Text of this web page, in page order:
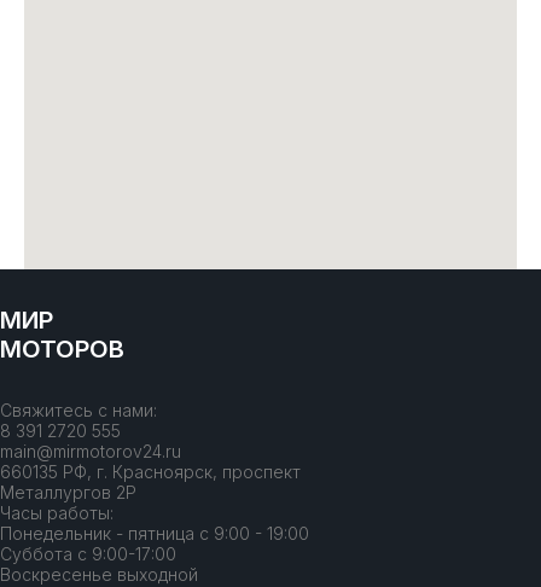
МИР
МОТОРОВ
Свяжитесь с нами:
8 391 2720 555
main@mirmotorov24.ru
660135 РФ, г. Красноярск, проспект
Металлургов 2Р
Часы работы:
Понедельник - пятница с 9:00 - 19:00
Суббота с 9:00-17:00
Воскресенье выходной